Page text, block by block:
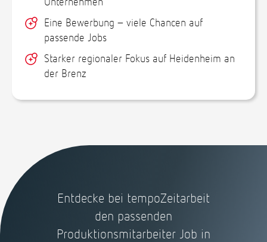
Unternehmen
Eine Bewerbung – viele Chancen auf
passende Jobs
Starker regionaler Fokus auf Heidenheim an
der Brenz
Entdecke bei tempoZeitarbeit
den passenden
Produktionsmitarbeiter Job in